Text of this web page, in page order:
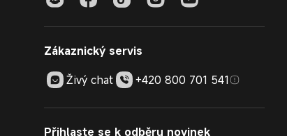
Zákaznický servis
Živý chat
+420 800 701 541
Přihlaste se k odběru novinek